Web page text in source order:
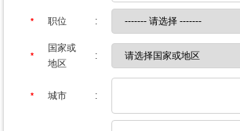
* 职位 :
*
国家或
地区
:
* 城市 :